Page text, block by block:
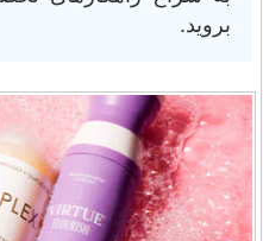
بروید.